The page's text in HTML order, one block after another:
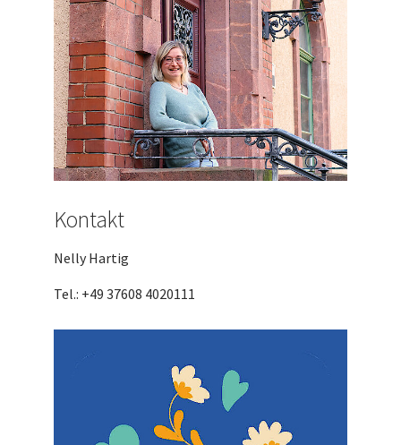
Kontakt
Nelly Hartig
Tel.: +49 37608 4020111